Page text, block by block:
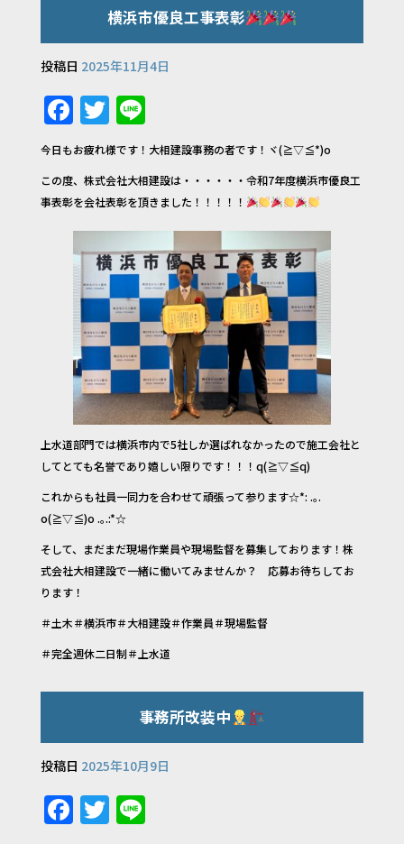
横浜市優良工事表彰
投稿日 2025年11月4日
F
a
c
e
b
o
o
k
T
w
it
te
r
Li
n
e
今日もお疲れ様です！大相建設事務の者です！ヾ(≧▽≦*)o
この度、株式会社大相建設は・・・・・・令和7年度横浜市優良工
事表彰を会社表彰を頂きました！！！！！
上水道部門では横浜市内で5社しか選ばれなかったので施工会社と
してとても名誉であり嬉しい限りです！！！q(≧▽≦q)
これからも社員一同力を合わせて頑張って参ります☆*: .｡.
o(≧▽≦)o .｡.:*☆
そして、まだまだ現場作業員や現場監督を募集しております！株
式会社大相建設で一緒に働いてみませんか？ 応募お待ちしてお
ります！
＃土木＃横浜市＃大相建設＃作業員＃現場監督
＃完全週休二日制＃上水道
事務所改装中
投稿日 2025年10月9日
F T Li